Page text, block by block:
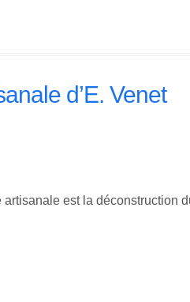
d’E. Venet
est la déconstruction